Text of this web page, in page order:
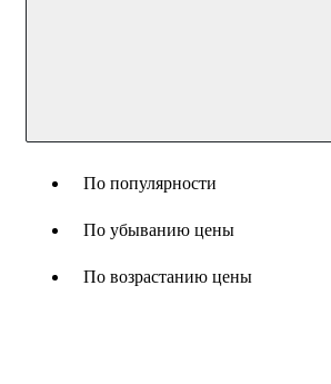
По популярности
По убыванию цены
По возрастанию цены